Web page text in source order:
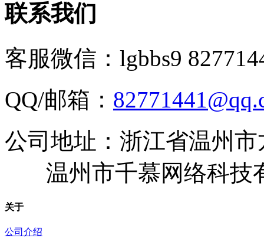
联系我们
客服微信：lgbbs9
QQ/邮箱：
公司地址：浙江省温州
温州市千慕网络科技
关于
公司介绍